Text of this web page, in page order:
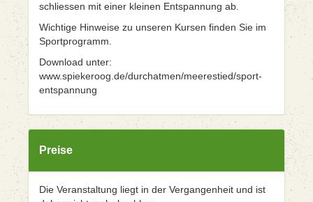
schliessen mit einer kleinen Entspannung ab.
Wichtige Hinweise zu unseren Kursen finden Sie im
Sportprogramm.
Download unter:
www.spiekeroog.de/durchatmen/meerestied/sport-
entspannung
Preise
Die Veranstaltung liegt in der Vergangenheit und ist